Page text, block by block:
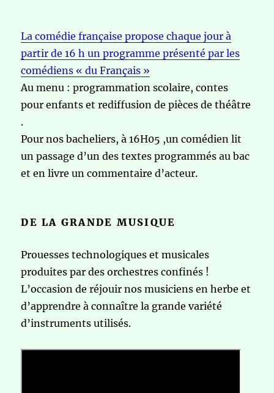
La comédie française propose chaque jour à
partir de 16 h un programme présenté par les
comédiens « du Français »
Au menu : programmation scolaire, contes
pour enfants et rediffusion de pièces de théâtre
.
Pour nos bacheliers, à 16H05 ,un comédien lit
un passage d’un des textes programmés au bac
et en livre un commentaire d’acteur.
DE LA GRANDE MUSIQUE
Prouesses technologiques et musicales
produites par des orchestres confinés !
L’occasion de réjouir nos musiciens en herbe et
d’apprendre à connaître la grande variété
d’instruments utilisés.